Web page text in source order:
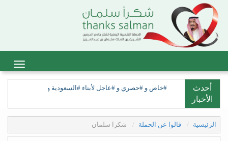
أحدث
الأخبار
#خاص و #حصري و #عاجل لأبناء #السعودية ولأبناء #السعيدة،
الرئيسية قالوا عن الحملة شكرا سلمان